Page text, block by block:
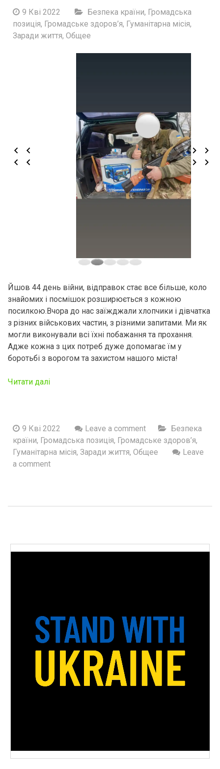
9 Кві 2022 Безпека країни, Громадська
позиція, Громадське здоров’я, Гуманітарна місія,
Заради життя, Общее
Йшов 44 день війни, відправок стає все більше, коло
знайомих і посмішок розширюється з кожною
посилкою.Вчора до нас заїжджали хлопчики і дівчатка
з різних військових частин, з різними запитами. Ми як
могли виконували всі їхні побажання та прохання.
Адже кожна з цих потреб дуже допомагає їм у
боротьбі з ворогом та захистом нашого міста!
Читати далі
9 Кві 2022 Leave a comment
Безпека
країни, Громадська позиція, Громадське здоров’я,
Гуманітарна місія, Заради життя, Общее
Leave
a comment